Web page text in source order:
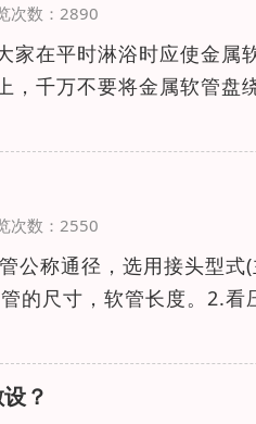
次数：2890
家在平时淋浴时应使金属
，千万不要将金属软管盘
次数：2550
公称通径，选用接头型
的尺寸，软管长度。2.
？